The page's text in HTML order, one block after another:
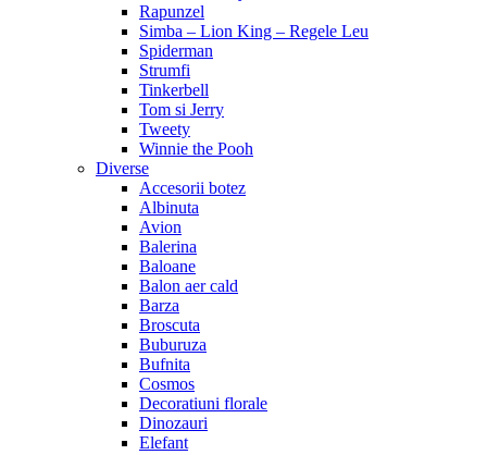
Rapunzel
Simba – Lion King – Regele Leu
Spiderman
Strumfi
Tinkerbell
Tom si Jerry
Tweety
Winnie the Pooh
Diverse
Accesorii botez
Albinuta
Avion
Balerina
Baloane
Balon aer cald
Barza
Broscuta
Buburuza
Bufnita
Cosmos
Decoratiuni florale
Dinozauri
Elefant